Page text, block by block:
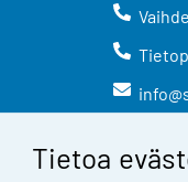
Tietoa
Vaihde